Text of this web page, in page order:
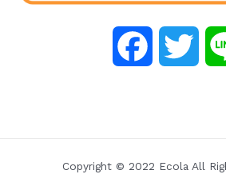
e t
Copyright © 2022 Ecola All